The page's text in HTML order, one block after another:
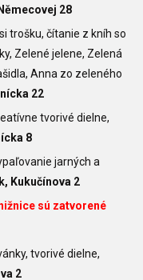
28
trošku, čítanie z kníh so
Zelené jelene, Zelená
Anna zo zeleného
22
tvorivé dielne,
8
jarných a
Kukučínova 2
sú zatvorené
tvorivé dielne,
2